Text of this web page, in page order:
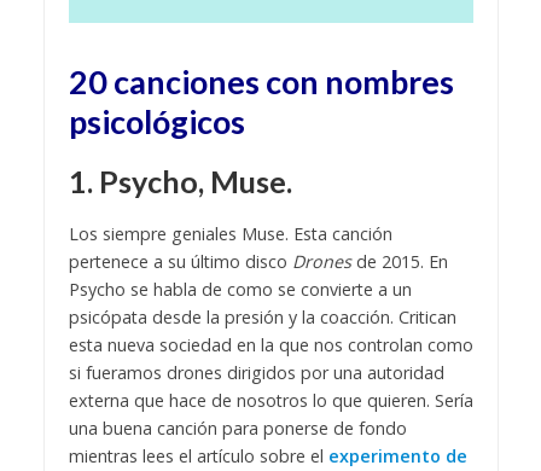
20 canciones con nombres
psicológicos
1. Psycho, Muse.
Los siempre geniales Muse. Esta canción
pertenece a su último disco Dronesde 2015. En
Psycho se habla de como se convierte a un
psicópata desde la presión y la coacción. Critican
esta nueva sociedad en la que nos controlan como
si fueramos drones dirigidos por una autoridad
externa que hace de nosotros lo que quieren. Sería
una buena canción para ponerse de fondo
mientras lees el artículo sobre el experimento de